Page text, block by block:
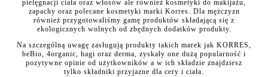
pielęgnacji ciała oraz włosów ale również kosmetyki do makijażu,
zapachy oraz polecane kosmetyki marki Korres. Dla mężczyzn
również przygotowaliśmy gamę produktów składającą się z
ekologicznych wolnych od zbędnych dodatków produkty.
Na szczególną uwagę zasługują produkty takich marek jak KORRES,
beBio, 4organic, hagi oraz derma, zyskały one dużą popularność i
pozytywne opinie od użytkowników a w ich składzie znajdziesz
tylko składniki przyjazne dla cery i ciała.